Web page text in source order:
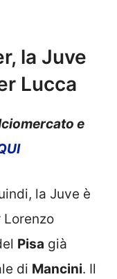
la Juve
Lucca
e
la Juve è
Pisa già
di Mancini. Il